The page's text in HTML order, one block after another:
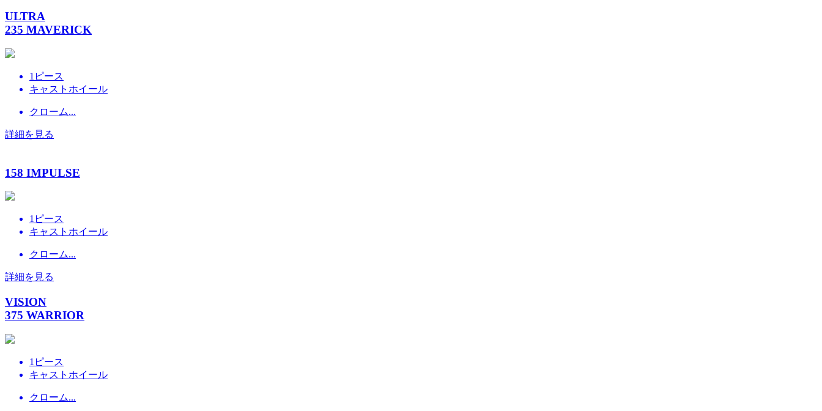
ULTRA
235 MAVERICK
1ピース
キャストホイール
クローム...
詳細を見る
158 IMPULSE
1ピース
キャストホイール
クローム...
詳細を見る
VISION
375 WARRIOR
1ピース
キャストホイール
クローム...